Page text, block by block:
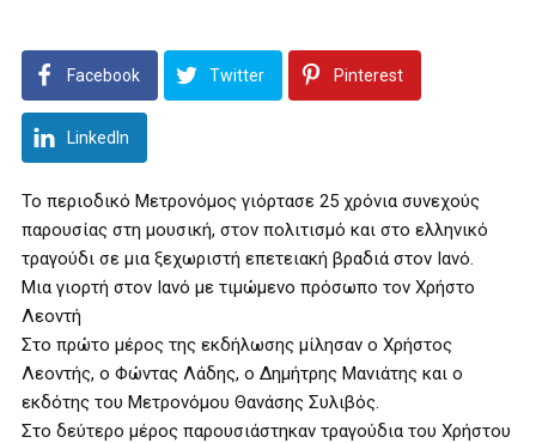
Facebook Twitter Pinterest
LinkedIn
Το περιοδικό Μετρονόμος γιόρτασε 25 χρόνια συνεχούς
παρουσίας στη μουσική, στον πολιτισμό και στο ελληνικό
τραγούδι σε μια ξεχωριστή επετειακή βραδιά στον Ιανό.
Μια γιορτή στον Ιανό με τιμώμενο πρόσωπο τον Χρήστο
Λεοντή
Στο πρώτο μέρος της εκδήλωσης μίλησαν ο Χρήστος
Λεοντής, ο Φώντας Λάδης, ο Δημήτρης Μανιάτης και ο
εκδότης του Μετρονόμου Θανάσης Συλιβός.
Στο δεύτερο μέρος παρουσιάστηκαν τραγούδια του Χρήστου